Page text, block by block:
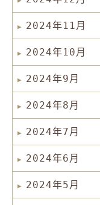
2024年11月
2024年10月
2024年9月
2024年8月
2024年7月
2024年6月
2024年5月